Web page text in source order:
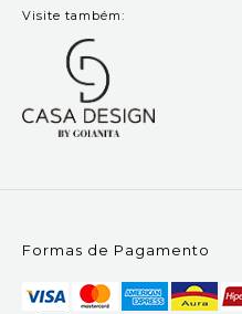
Visite também:
Formas de Pagamento